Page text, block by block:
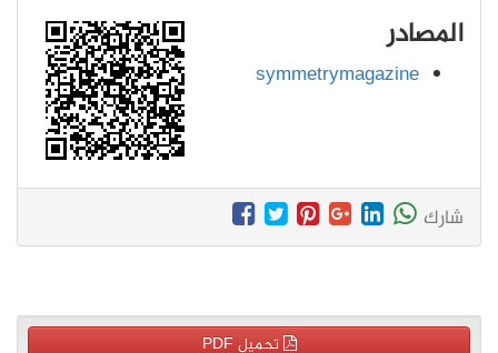
المصادر
symmetrymagazine
شارك
تحميل PDF